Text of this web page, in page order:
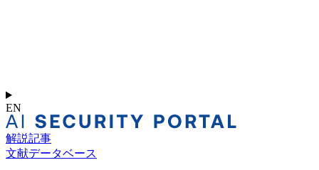
EN
解説記事
文献データベース